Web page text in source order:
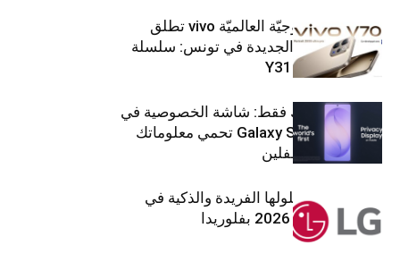
العلامة التّكنولوجيّة العالميّة vivo تطلق
هواتفها الذكيّة الجديدة في تونس: سلسلة
V70 وسلسلة Y31
شاشتك، لعينيك فقط: شاشة الخصوصية في
جهاز Galaxy S26 Ultra تحمي معلوماتك
من أعين المتطفلين
إل جي تقدم حلولها الفريدة والذكية في
معرض (KBIS) 2026 بفلوريدا